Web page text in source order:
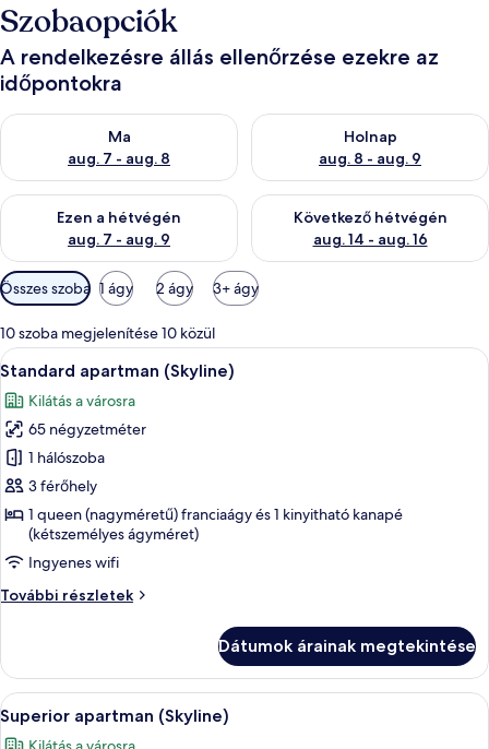
a
e
Szobaopciók
A rendelkezésre állás ellenőrzése ezekre az
időpontokra
Ma
aug. 7 - aug. 8
A ma esti rendelkezésre állás ellenőrzése: aug. 7 - aug. 8
Holnap
aug. 8 - aug. 9
A holnapi rendelkezésre állás
Ezen a hétvégén
aug. 7 - aug. 9
A mostani hétvégi rendelkezésre állás ellenőrzése: aug. 7 -
Következő hétvégén
aug. 14 - aug. 16
A következő hétvégi
Szobákhoz
rendelkezésre
álló
szűrők
Összes szoba 1 ágy 2 ágy 3+ ágy
10 szoba megjelenítése 10 közül
A
következő
szoba
összes
képének
megtekintése:
Standard
apartman
(Skyline)
Egy modern nappali, szürke
22
Standard apartman (Skyline)
Kilátás a városra
65 négyzetméter
1 hálószoba
3 férőhely
1 queen (nagyméretű) franciaágy és 1 kinyitható kanapé
(kétszemélyes ágyméret)
Ingyenes wifi
További részletek
Standard
részletei
Dátumok árainak megtekintése
A
következő
Egy modern nappali, melyben
38
Superior apartman (Skyline)